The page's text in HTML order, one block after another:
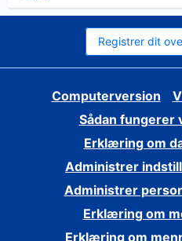
Registrer dit
Computerversion
Sådan fungerer
Erklæring om
Administrer
Administrer
Erklæring om
Erklæring om